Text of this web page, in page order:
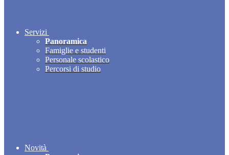
Servizi
Panoramica
Famiglie e studenti
Personale scolastico
Percorsi di studio
Novità